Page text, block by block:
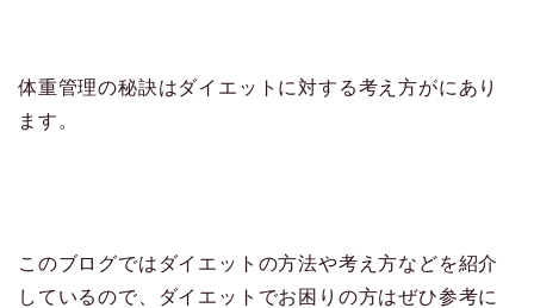
体重管理の秘訣はダイエットに対する考え方がにあり
ます。
このブログではダイエットの方法や考え方などを紹介
しているので、ダイエットでお困りの方はぜひ参考に